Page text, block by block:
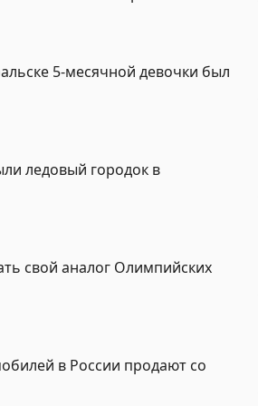
5-месячной девочки был
ледовый городок в
свой аналог Олимпийских
в России продают со